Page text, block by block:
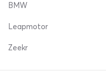
BMW
Leapmotor
Zeekr